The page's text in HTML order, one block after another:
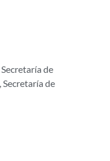
Secretaría de
Secretaría de